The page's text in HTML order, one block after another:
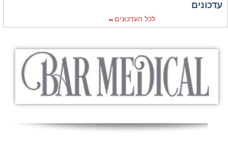
עדכונים
לכל העדכונים